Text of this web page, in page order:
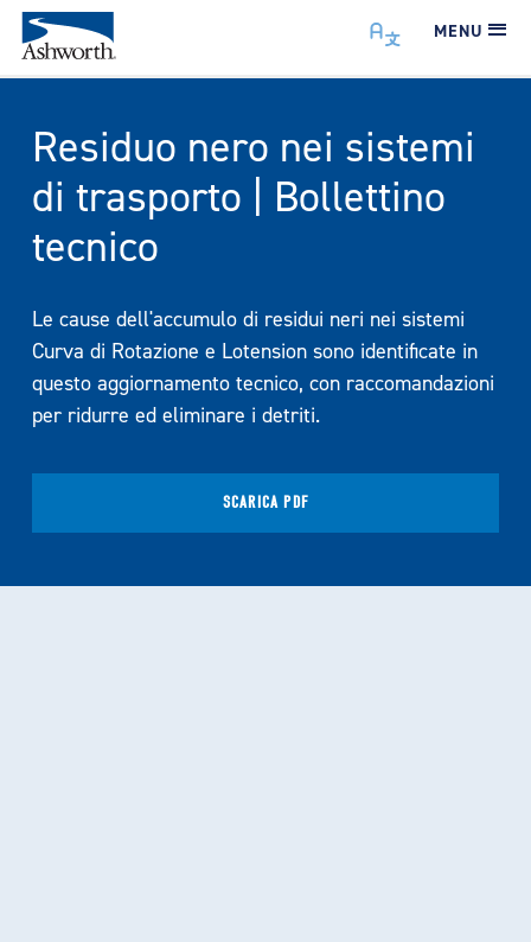
MENU
Residuo nero nei sistemi
di trasporto | Bollettino
tecnico
Le cause dell'accumulo di residui neri nei sistemi
Curva di Rotazione e Lotension sono identificate in
questo aggiornamento tecnico, con raccomandazioni
per ridurre ed eliminare i detriti.
SCARICA PDF